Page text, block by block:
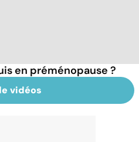
en préménopause ?
vidéos